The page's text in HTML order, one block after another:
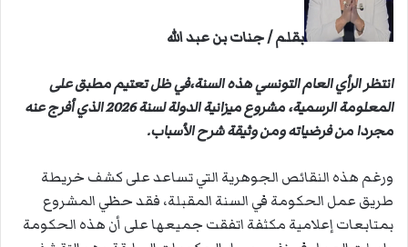
بقلم / جنات بن عبد الله
انتظر الرأي العام التونسي هذه السنة،في ظل تعتيم مطبق على
المعلومة الرسمية، مشروع ميزانية الدولة لسنة 2026 الذي أفرج عنه
مجردا من فرضياته ومن وثيقة شرح الأسباب.
ورغم هذه النقائص الجوهرية التي تساعد على كشف خريطة
طريق عمل الحكومة في السنة المقبلة، فقد حظي المشروع
بمتابعات إعلامية مكثفة اتفقت جميعها على أن هذه الحكومة